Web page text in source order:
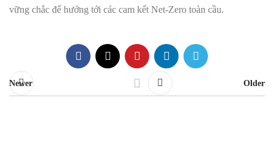
vững chắc để hướng tới các cam kết Net-Zero toàn cầu.
Newer Older